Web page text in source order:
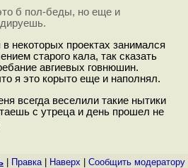
б пол-беды, но еще и
в некоторых проектах занимался
старого кала, так сказать
авгиевых говнюшин.
я это корыто еще и наполнял.
всегда веселили такие нытики
с утреца и день прошел не
Правка| Наверх Cообщить модератору